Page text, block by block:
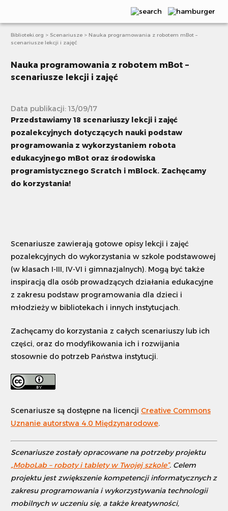
Aktualności
Publikacje
Webinaria
Artykuły
E-learning
Projekty i akcje
Książki bez granic
Szukaj
Dostosuj
Biblioteki.org > Scenariusze > Nauka programowania z robotem mBot –
scenariusze lekcji i zajęć
Nauka programowania z robotem mBot –
scenariusze lekcji i zajęć
Data publikacji: 13/09/17
Przedstawiamy 18 scenariuszy lekcji i zajęć
pozalekcyjnych dotyczących nauki podstaw
programowania z wykorzystaniem robota
edukacyjnego mBot oraz środowiska
programistycznego Scratch i mBlock. Zachęcamy
do korzystania!
Scenariusze zawierają gotowe opisy lekcji i zajęć
pozalekcyjnych do wykorzystania w szkole podstawowej
(w klasach I-III, IV-VI i gimnazjalnych). Mogą być także
inspiracją dla osób prowadzących działania edukacyjne
z zakresu podstaw programowania dla dzieci i
młodzieży w bibliotekach i innych instytucjach.
Zachęcamy do korzystania z całych scenariuszy lub ich
części, oraz do modyfikowania ich i rozwijania
stosownie do potrzeb Państwa instytucji.
Scenariusze są dostępne na licencji Creative Commons
Uznanie autorstwa 4.0 Międzynarodowe.
Scenariusze zostały opracowane na potrzeby projektu
„MoboLab – roboty i tablety w Twojej szkole”. Celem
projektu jest zwiększenie kompetencji informatycznych z
zakresu programowania i wykorzystywania technologii
mobilnych w uczeniu się, a także kreatywności,